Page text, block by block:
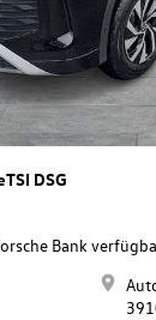
DSG
Bank